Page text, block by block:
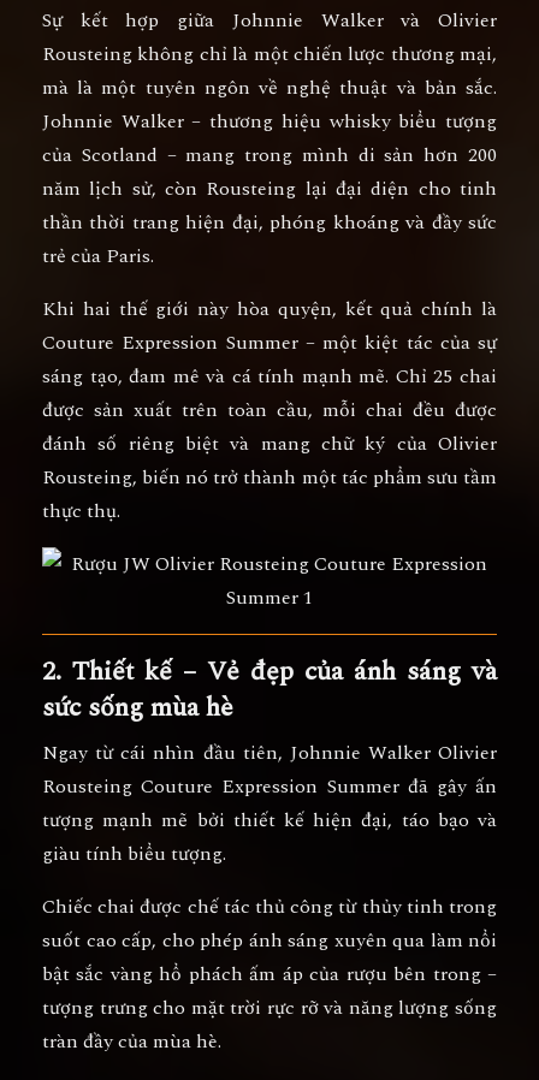
Sự kết hợp giữa Johnnie WalkervàOlivier
Rousteingkhông chỉ là một chiến lược thương mại,
mà làmột tuyên ngôn về nghệ thuật và bản sắc.
Johnnie Walker – thương hiệu whisky biểu tượng
của Scotland – mang trong mình di sản hơn 200
năm lịch sử, còn Rousteing lại đại diện cho tinh
thần thời trang hiện đại, phóng khoáng và đầy sức
trẻ của Paris.
Khi hai thế giới này hòa quyện, kết quả chính là
Couture Expression Summer– một kiệt tác của sự
sáng tạo, đam mê và cá tính mạnh mẽ. Chỉ25 chai
được sản xuất trên toàn cầu, mỗi chai đều được
đánh số riêng biệt và mang chữ ký của Olivier
Rousteing, biến nó trở thành một tác phẩm sưu tầm
thực thụ.
2. Thiết kế – Vẻ đẹp của ánh sáng và
sức sống mùa hè
Ngay từ cái nhìn đầu tiên, Johnnie Walker Olivier
Rousteing Couture Expression Summerđã gây ấn
tượng mạnh mẽ bởi thiết kếhiện đại, táo bạo và
giàu tính biểu tượng.
Chiếc chai được chế tác thủ công từthủy tinh trong
suốt cao cấp, cho phép ánh sáng xuyên qua làm nổi
bật sắc vàng hổ phách ấm áp của rượu bên trong –
tượng trưng cho mặt trời rực rỡ và năng lượng sống
tràn đầycủa mùa hè.